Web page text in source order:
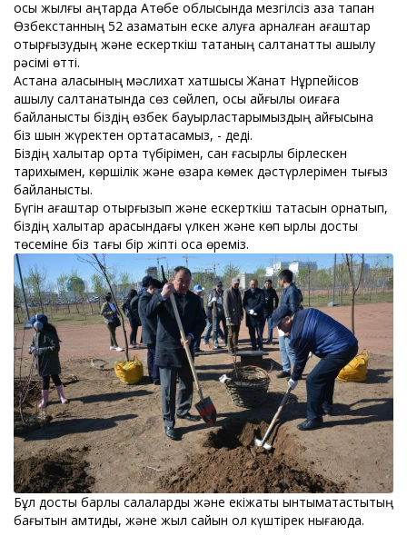
осы жылғы қаңтарда Ақтөбе облысында мезгілсіз қаза тапқан
Өзбекстанның 52 азаматын еске алуға арналған ағаштар
отырғызудың және ескерткіш тақтаның салтанатты ашылу
рәсімі өтті.
Астана қаласының мәслихат хатшысы Жанат Нұрпейісов
ашылу салтанатында сөз сөйлеп, осы қайғылы оқиғаға
байланысты біздің өзбек бауырластарымыздың қайғысына
біз шын жүректен ортақтасамыз, - деді.
Біздің халықтар ортақ түбірімен, сан ғасырлық бірлескен
тарихымен, көршілік және өзара көмек дәстүрлерімен тығыз
байланысты.
Бүгін ағаштар отырғызып және ескерткіш тақтасын орнатып,
біздің халықтар арасындағы үлкен және көп қырлы достық
төсеміне біз тағы бір жіпті қоса өреміз.
Бұл достық барлық салаларды және екіжақты ынтымақтастықтың
бағытын қамтиды, және жыл сайын ол күштірек нығаюда.